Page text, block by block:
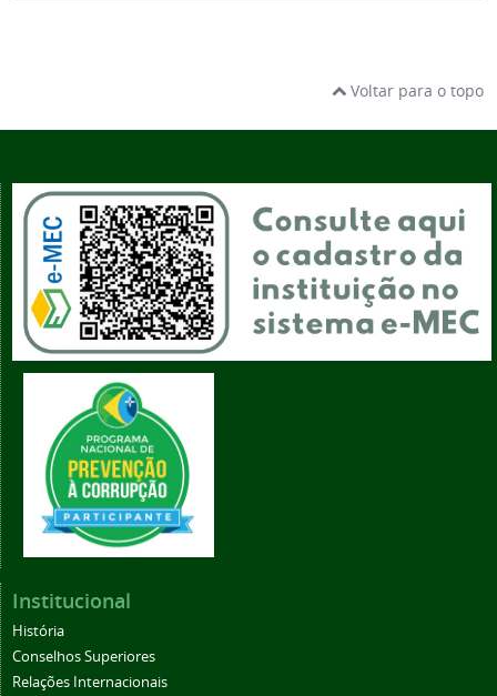
Voltar para o topo
Institucional
História
Conselhos Superiores
Relações Internacionais